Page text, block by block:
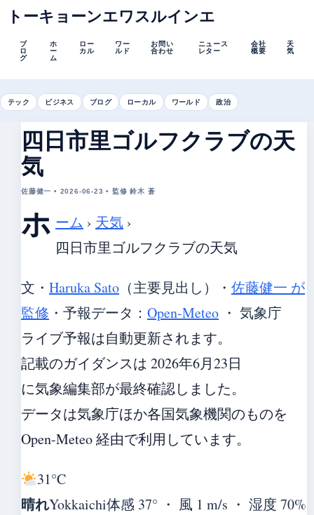
トーキョーンエワスルインエ
ブ
ロ
グ
ホ
ー
ム
ロー
カル
ワー
ルド
お問い
合わせ
ニュース
レター
会社
概要
天
気
テック ビジネス ブログ ローカル ワールド 政治
四日市里ゴルフクラブの天
気
佐藤健一 • 2026-06-23 • 監修 鈴木 蒼
ホ ーム › 天気 ›
四日市里ゴルフクラブの天気
文・ Haruka Sato （主要見出し） ・ 佐藤健一 が
監修 ・ 予報データ： Open-Meteo ・ 気象庁
ライブ予報は自動更新されます。
記載のガイダンスは 2026年6月23日
に気象編集部が最終確認しました。
データは気象庁ほか各国気象機関のものを
Open-Meteo 経由で利用しています。
31°C
晴れYokkaichi体感 37° ・ 風 1 m/s ・ 湿度 70%